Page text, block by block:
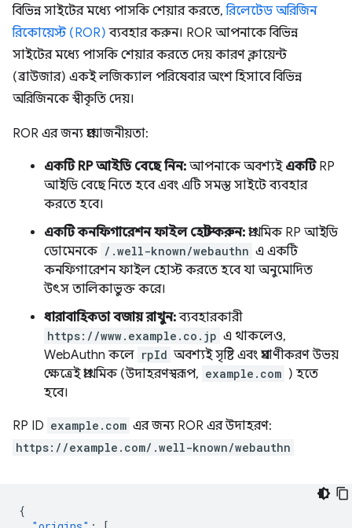
বিভিন্ন সাইটের মধ্যে পাসকি শেয়ার করতে,রিলেটেড অরিজিন
রিকোয়েস্ট (ROR) ব্যবহার করুন। ROR আপনাকে বিভিন্ন
সাইটের মধ্যে পাসকি শেয়ার করতে দেয় কারণ ক্লায়েন্ট
(ব্রাউজার) একই লজিক্যাল পরিষেবার অংশ হিসাবে বিভিন্ন
অরিজিনকে স্বীকৃতি দেয়।
ROR এর জন্য প্রয়োজনীয়তা:
একটি RP আইডি বেছে নিন: আপনাকে অবশ্যই একটিRP
আইডি বেছে নিতে হবে এবং এটি সমস্ত সাইটে ব্যবহার
করতে হবে।
একটি কনফিগারেশন ফাইল হোস্ট করুন: প্রাথমিক RP আইডি
ডোমেনকে /.well-known/webauthn এ একটি
কনফিগারেশন ফাইল হোস্ট করতে হবে যা অনুমোদিত
উৎস তালিকাভুক্ত করে।
ধারাবাহিকতা বজায় রাখুন:ব্যবহারকারী
https://www.example.co.jp এ থাকলেও,
WebAuthn কলে rpId অবশ্যই সৃষ্টি এবং প্রমাণীকরণ উভয়
ক্ষেত্রেই প্রাথমিক (উদাহরণস্বরূপ, example.com ) হতে
হবে।
RP ID example.com এর জন্য ROR এর উদাহরণ:
https://example.com/.well-known/webauthn
{